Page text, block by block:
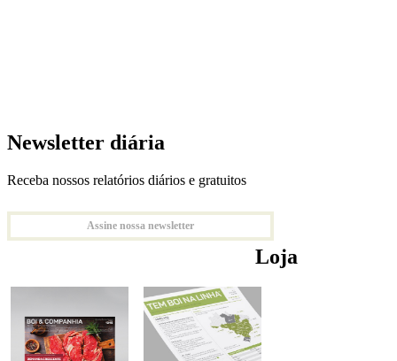
Newsletter diária
Receba nossos relatórios diários e gratuitos
Assine nossa newsletter
Loja